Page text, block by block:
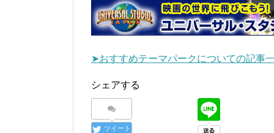
➤おすすめテーマパークについての記事
シェアする
ツイート